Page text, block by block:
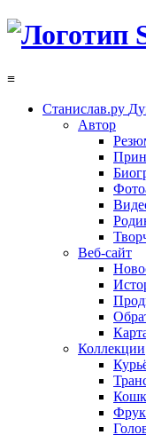
≡
Станислав.ру
Автор
Веб-сайт
Коллекции